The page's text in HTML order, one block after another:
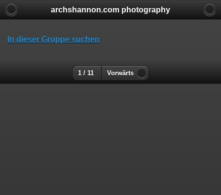
archshannon.com photography
In dieser Gruppe suchen
1 / 11 Vorwärts